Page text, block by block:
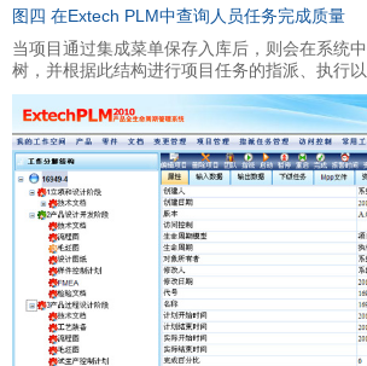
图四 在Extech PLM中查询人员任务完成质量
当项目通过集成菜单保存入库后，则会在系统
树，并根据此结构进行项目任务的指派、执行以